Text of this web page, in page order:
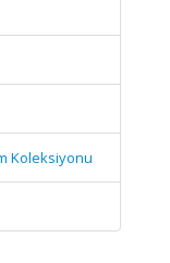
Koleksiyonu